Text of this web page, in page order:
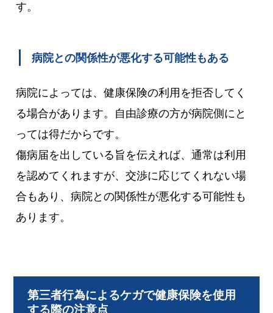
す。
病院との関係性が悪化する可能性もある
病院によっては、健康保険の利用を拒否してく
る場合があります。自由診療の方が病院側にと
っては得だからです。
傷病届を出している旨を伝えれば、通常は利用
を認めてくれますが、交渉に応じてくれない場
合もあり、病院との関係性が悪化する可能性も
あります。
第三者行為によるケガで健康保険を使用
する際の注意点